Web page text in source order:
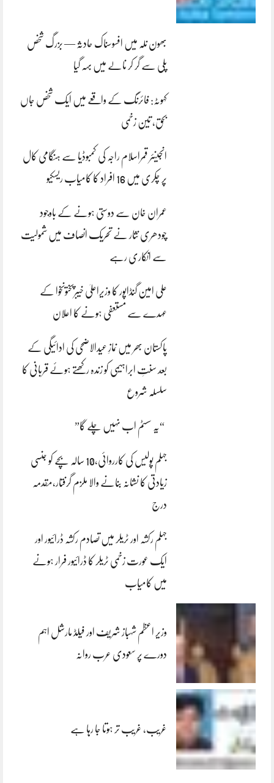
بھون نلہ میں افسوسناک حادثہ — بزرگ شخص
پلی سے گر کر نالے میں بہہ گیا
کہوٹہ: فائرنگ کے واقعے میں ایک شخص جاں
بحق، تین زخمی
انجینئر قمراسلام راجہ کی کمبوڈیا سے ہنگامی کال
پر چکری میں 16 افراد کا کامیاب ریسکیو
عمران خان سے دوستی ہونے کے باوجود
چودھری نثار نے تحریک انصاف میں شمولیت
سے انکاری رہے
علی امین گنڈاپور کا وزیراعلیٰ خیبرپختونخوا کے
عہدے سے مستعفی ہونے کا اعلان
پاکستان بھر میں نمازِ عیدالاضحی کی ادائیگی کے
بعد سنتِ ابراہیمی کو زندہ رکھتے ہوئے قربانی کا
سلسلہ شروع
“یہ سسٹم اب نہیں چلے گا”
جہلم پولیس کی کارروائی،10 سالہ بچے کو جنسی
زیادتی کا نشانہ بنانے والا ملزم گرفتار،مقدمہ
درج
جہلم رکشہ اور ٹریلر میں تصادم رکشہ ڈرائیور اور
ایک عورت زخمی ٹریلر کا ڈرائیور فرار ہونے
میں کامیاب
وزیر اعظم شہباز شریف اور فیلڈ مارشل اہم
دورے پر سعودی عرب روانہ
غریب، غریب تر ہوتا جا رہا ہے